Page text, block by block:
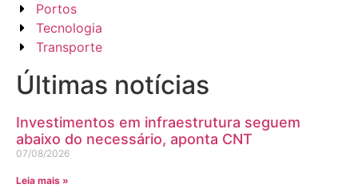
Portos
Tecnologia
Transporte
Últimas notícias
Investimentos em infraestrutura seguem
abaixo do necessário, aponta CNT
07/08/2026
Leia mais »